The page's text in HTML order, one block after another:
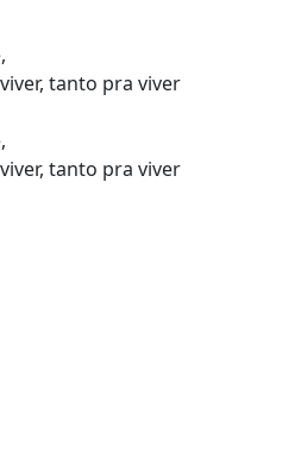
tanto pra viver
tanto pra viver